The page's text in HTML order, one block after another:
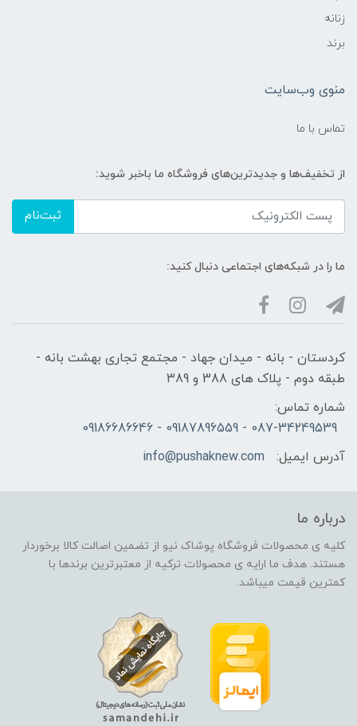
زنانه
برند
منوی وب‌سایت
تماس با ما
از تخفیف‌ها و جدیدترین‌های فروشگاه ما باخبر شوید:
ثبت‌نام
ما را در شبکه‌های اجتماعی دنبال کنید:
کردستان - بانه - میدان جهاد - مجتمع تجاری بهشت بانه -
طبقه دوم - پلاک های 388 و 389
شماره تماس:
087-34249539 - 09187896559 - 09186686646
آدرس ایمیل:
info@pushaknew.com
درباره ما
کلیه ی محصولات فروشگاه پوشاک نیو از تضمین اصالت کالا برخوردار
هستند. هدف ما ارایه ی محصولات ترکیه از معتبرترین برندها با
کمترین قیمت میباشد.